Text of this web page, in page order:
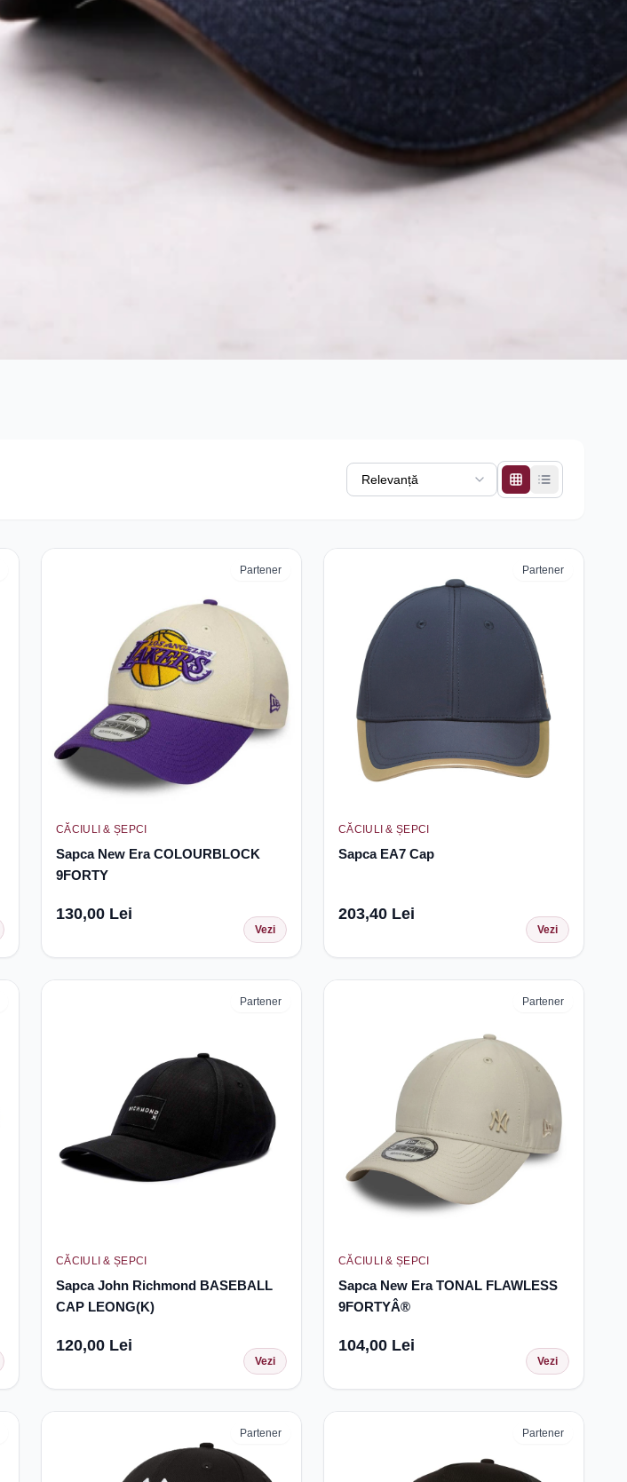
Partener
CĂCIULI & ȘEPCI
Sapca New Era COLOURBLOCK
9FORTY
130,00 Lei
Vezi
Partener
CĂCIULI & ȘEPCI
Sapca EA7 Cap
203,40 Lei
Vezi
Partener
CĂCIULI & ȘEPCI
Sapca John Richmond BASEBALL
CAP LEONG(K)
120,00 Lei
Vezi
Partener
CĂCIULI & ȘEPCI
Sapca New Era TONAL FLAWLESS
9FORTYÂ®
104,00 Lei
Vezi
Partener Partener